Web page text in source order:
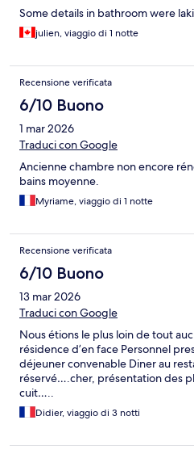
Some details in bathroom were
julien, viaggio di 1 notte
Recensione verificata
6/10 Buono
1 mar 2026
Traduci con Google
Ancienne chambre non encore
bains moyenne.
Myriame, viaggio di 1 notte
Recensione verificata
6/10 Buono
13 mar 2026
Traduci con Google
Nous étions le plus loin de tout
résidence d’en face Personnel
déjeuner convenable Diner au
réservé….cher, présentation des
cuit…..
Didier, viaggio di 3 notti